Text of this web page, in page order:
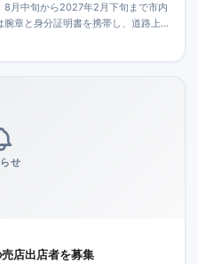
8月中旬から2027年2月下旬まで市内
章と身分証明書を携帯し、道路上か
ません。
せ
売店出店者を募集